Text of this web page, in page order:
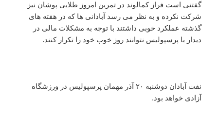
گفتنی است فراز کمالوند در تمرین امروز طلایی پوشان نیز
شرکت نکرده و به نظر می رسد آبادانی ها که در هفته های
گذشته عملکرد خوبی داشتند با توجه به مشکلات مالی در
دیدار با پرسپولیس نتوانند روز خوب خود را تکرار کنند.
نفت آبادان دوشنبه ۲۰ آذر مهمان پرسپولیس در ورزشگاه
آزادی خواهد بود.